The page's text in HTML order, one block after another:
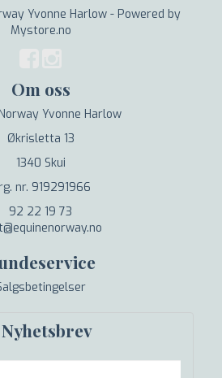
Yvonne Harlow - Powered by
Mystore.no
Om oss
Yvonne Harlow
Økrisletta 13
1340 Skui
nr. 919291966
92 22 19 73
Nyhetsbrev